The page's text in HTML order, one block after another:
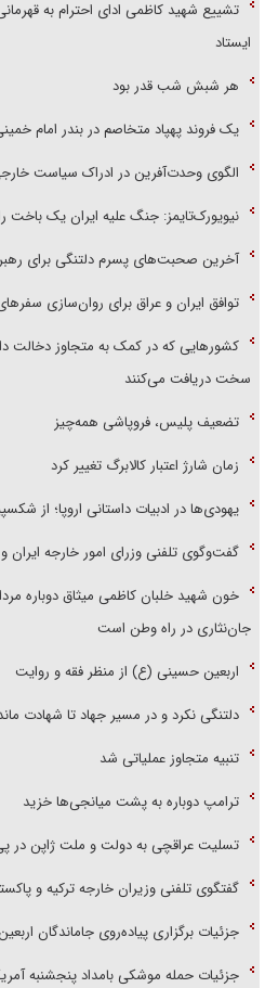
تشییع شهید کاظمی ادای احترام به
ایستاد
هر شبش شب قدر بود
یک فروند پهپاد متخاصم در بندر امام
الگوی وحدت‌آفرین در ادراک سیاست
نیویورک‌تایمز: جنگ علیه ایران یک باخت
آخرین صحبت‌های پسرم دلتنگی برای
توافق ایران و عراق برای روان‌سازی
کشور‌هایی که در کمک به متجاوز دخالت
سخت دریافت می‌کنند
تضعیف پلیس، فروپاشی همه‌چیز
زمان شارژ اعتبار کالابرگ تغییر کرد
یهودی‌ها در ادبیات داستانی اروپا؛ از
گفت‌وگوی تلفنی وزرای امور خارجه
خون شهید خلبان کاظمی میثاق دوباره
جان‌نثاری در راه وطن است
اربعین حسینی (ع) از منظر فقه و روایت
دلتنگی نکرد و در مسیر جهاد تا شهادت
تنبیه متجاوز عملیاتی شد
ترامپ دوباره به پشت میانجی‌ها خزید
تسلیت عراقچی به دولت و ملت ژاپن در
گفتگوی تلفنی وزیران خارجه ترکیه و
جزئیات برگزاری پیاده‌روی جاماندگان
جزئیات حمله موشکی بامداد پنجشنبه